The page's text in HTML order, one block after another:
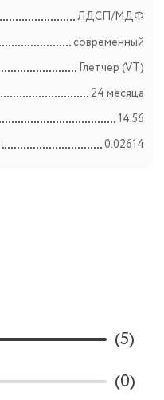
ЛДСП/МДФ
современный
Глетчер (VT)
24 месяца
14.56
0.02614
(5)
(0)